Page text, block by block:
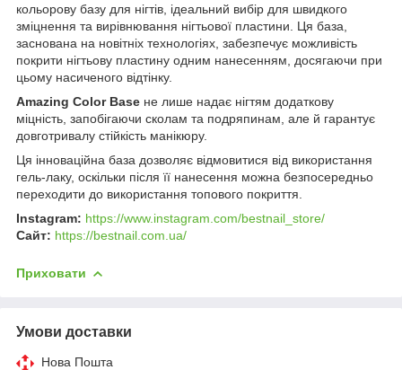
кольорову базу для нігтів, ідеальний вибір для швидкого
зміцнення та вирівнювання нігтьової пластини. Ця база,
заснована на новітніх технологіях, забезпечує можливість
покрити нігтьову пластину одним нанесенням, досягаючи при
цьому насиченого відтінку.
Amazing Color Base не лише надає нігтям додаткову
міцність, запобігаючи сколам та подряпинам, але й гарантує
довготривалу стійкість манікюру.
Ця інноваційна база дозволяє відмовитися від використання
гель-лаку, оскільки після її нанесення можна безпосередньо
переходити до використання топового покриття.
Instagram: https://www.instagram.com/bestnail_store/
Сайт: https://bestnail.com.ua/
Приховати
Умови доставки
Нова Пошта